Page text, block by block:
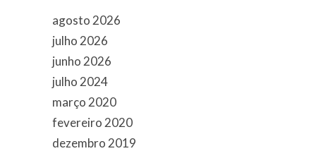
agosto 2026
julho 2026
junho 2026
julho 2024
março 2020
fevereiro 2020
dezembro 2019